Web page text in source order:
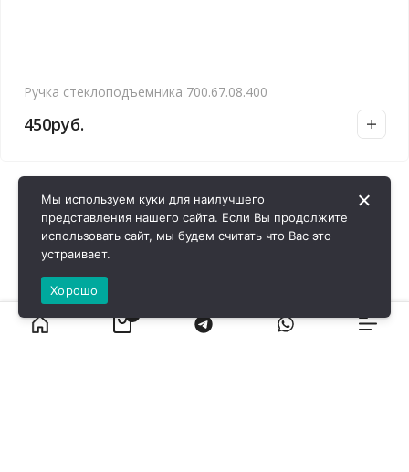
Ручка стеклоподъемника 700.67.08.400
450руб.
Мы используем куки для наилучшего
представления нашего сайта. Если Вы продолжите
использовать сайт, мы будем считать что Вас это
устраивает.
Хорошо